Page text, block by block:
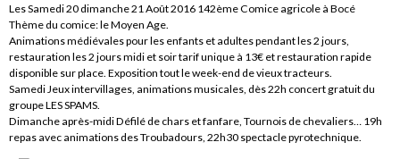
Les Samedi 20 dimanche 21 Août 2016 142ème Comice agricole à Bocé
Thème du comice: le Moyen Age.
Animations médiévales pour les enfants et adultes pendant les 2 jours,
restauration les 2 jours midi et soir tarif unique à 13€ et restauration rapide
disponible sur place. Exposition tout le week-end de vieux tracteurs.
Samedi Jeux intervillages, animations musicales, dès 22h concert gratuit du
groupe LES SPAMS.
Dimanche après-midi Défilé de chars et fanfare, Tournois de chevaliers… 19h
repas avec animations des Troubadours, 22h30 spectacle pyrotechnique.